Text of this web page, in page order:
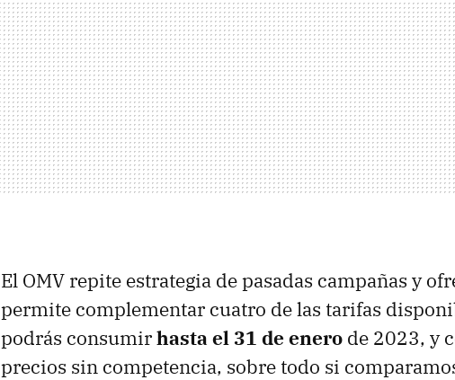
El OMV repite estrategia de pasadas campañas y
permite complementar cuatro de las tarifas
podrás consumirhasta el 31 de enero de 2023, y
precios sin competencia, sobre todo si